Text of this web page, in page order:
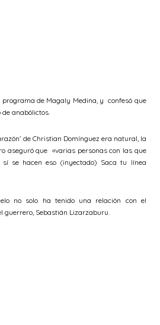
de Magaly Medina, y confesó que
de anabólictos.
de Christian Domínguez era natural, la
aseguró que «varias personas con las que
se hacen eso (inyectado) Saca tu línea
no solo ha tenido una relación con el
guerrero, Sebastián Lizarzaburu.